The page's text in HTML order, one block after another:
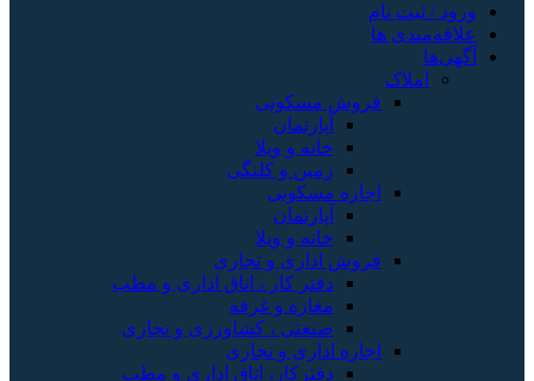
ورود / ثبت نام
علاقه‌مندی ها
آگهی‌ها
املاک
فروش مسکونی
آپارتمان
خانه و ویلا
زمین و کلنگی
اجاره مسکونی
آپارتمان
خانه و ویلا
فروش اداری و تجاری
دفتر کار ، اتاق اداری و مطب
مغازه و غرفه
صنعتی ، کشاورزی و تجاری
اجاره اداری و تجاری
دفترکار، اتاق اداری و مطب